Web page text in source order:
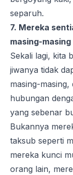
separuh.
7. Mereka
masing-masing
Sekali lagi, kita
jiwanya tidak
masing-
hubungan
yang sebenar
Bukannya
taksub seperti
mereka kunci
orang lain,